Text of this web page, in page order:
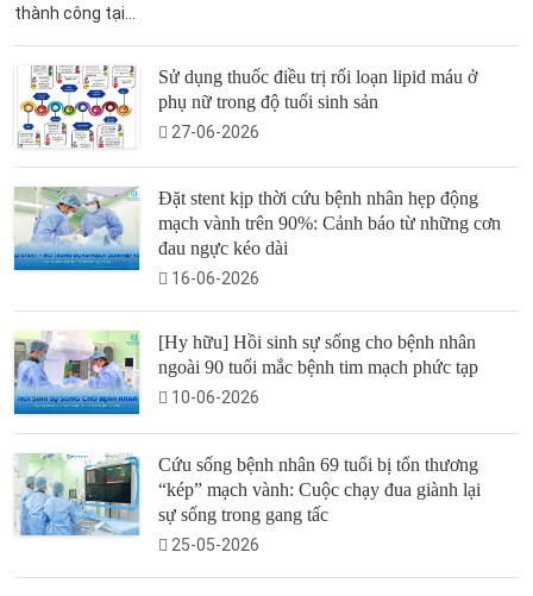
thành công tại...
Sử dụng thuốc điều trị rối loạn lipid máu ở
phụ nữ trong độ tuổi sinh sản
27-06-2026
Đặt stent kịp thời cứu bệnh nhân hẹp động
mạch vành trên 90%: Cảnh báo từ những cơn
đau ngực kéo dài
16-06-2026
[Hy hữu] Hồi sinh sự sống cho bệnh nhân
ngoài 90 tuổi mắc bệnh tim mạch phức tạp
10-06-2026
Cứu sống bệnh nhân 69 tuổi bị tổn thương
“kép” mạch vành: Cuộc chạy đua giành lại
sự sống trong gang tấc
25-05-2026